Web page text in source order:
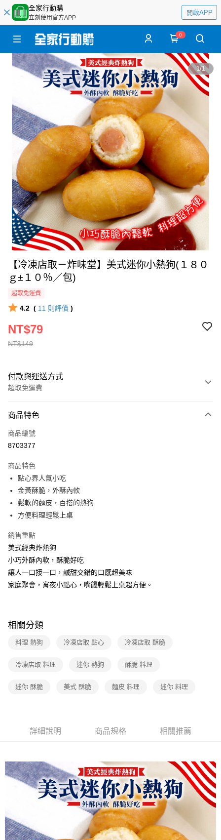
全家行動購
立刻使用官方APP
開啟APP
0
1/1
【冷凍店取－炸味堂】美式迷你小熱狗(１８０
ｇ±１０％／包)
超取免運費
4.2 ( 11 則評價 )
NT$149
NT$79
付款與運送方式
超取免運費
全家線上支付
超商取貨付款
運送方式
冷凍-全家取貨付款
免運費
冷凍-付款後全家取貨
商品特色
商品編號
8703377
商品特色
點心界人氣小吃
金黃酥脆，外酥內軟
鬆軟的麵皮，百搭的熱狗
方便料理輕鬆上桌
銷售重點
美式經典炸熱狗
小巧外酥內軟，酥脆好吃
讓人一口接一口，鹹甜交錯的口感超美味
家庭聚會，宵夜小點心，嘴饞輕鬆上桌超方便。
相關分類
料理 熱狗 冷凍店取 點心 冷凍店取 酥脆
冷凍店取 料理 迷你 熱狗 酥脆 料理
迷你 酥脆 美式 酥脆 麵皮 料理 迷你 料理
詳細說明 商品規格 相關推薦